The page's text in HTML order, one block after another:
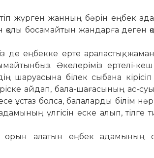
жүрген жан­ның бәрін еңбек
қолы босамайтын жан­дарға деген
де еңбекке ерте ара­ластық,
Әкелеріміз ертелі-кеш
білек сыбана кірісіп
айдап, бала-шағасының ас-
ұстаз болса, балаларды білім
үлгісін еске алып, тілге
орын алатын еңбек адамының